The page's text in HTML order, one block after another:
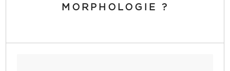
MORPHOLOGIE ?